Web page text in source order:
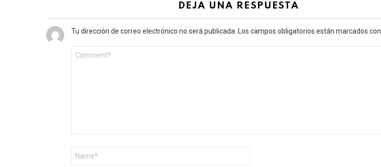
DEJA UNA RESPUESTA
Tu dirección de correo electrónico no será publicada. Los campos obligatorios están marcados con